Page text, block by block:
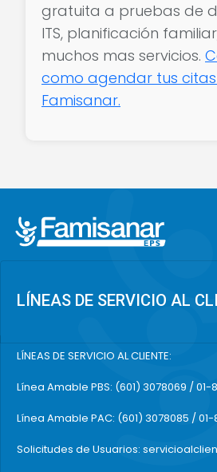
gratuita a pruebas de
ITS, planificación familiar,
muchos mas servicios.
como agendar tus
Famisanar.
LÍNEAS DE SERVICIO AL
LÍNEAS DE SERVICIO AL CLIENTE:
Línea Amable PBS: (601) 3078069 / 01-
Línea Amable PAC: (601) 3078085 /
Solicitudes de Usuarios: